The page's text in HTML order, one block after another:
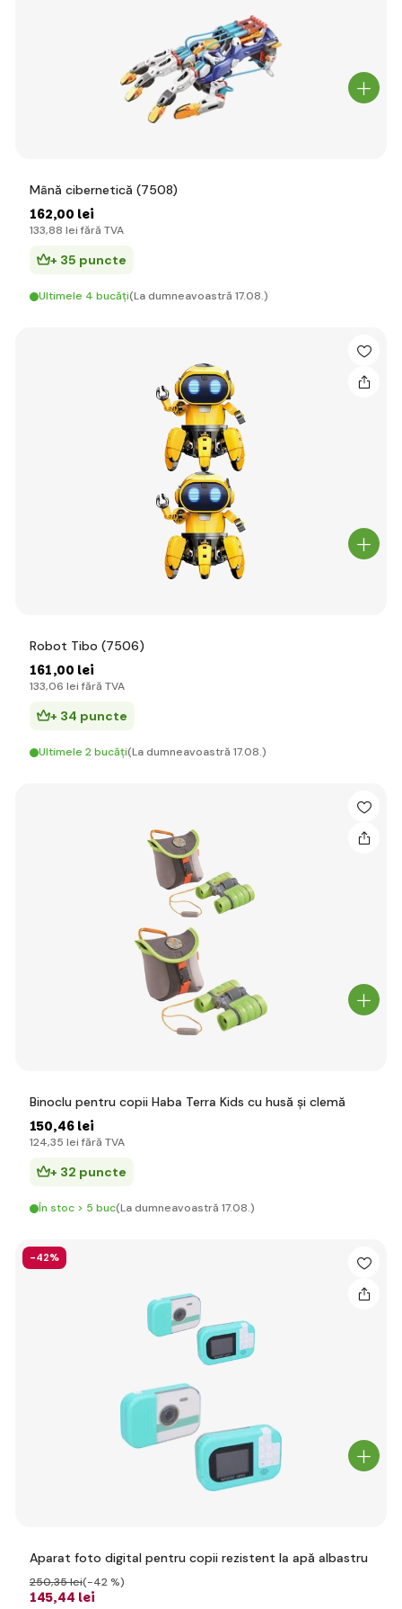
Mână cibernetică (7508)
162,00 lei
133,88 lei fără TVA
+ 35 puncte
Ultimele 4 bucăți(La dumneavoastră 17.08.)
Robot Tibo (7506)
161,00 lei
133,06 lei fără TVA
+ 34 puncte
Ultimele 2 bucăți(La dumneavoastră 17.08.)
Binoclu pentru copii Haba Terra Kids cu husă și clemă
150,46 lei
124,35 lei fără TVA
+ 32 puncte
În stoc > 5 buc(La dumneavoastră 17.08.)
-42%
Aparat foto digital pentru copii rezistent la apă albastru
145,44 lei
250,35 lei(-42 %)